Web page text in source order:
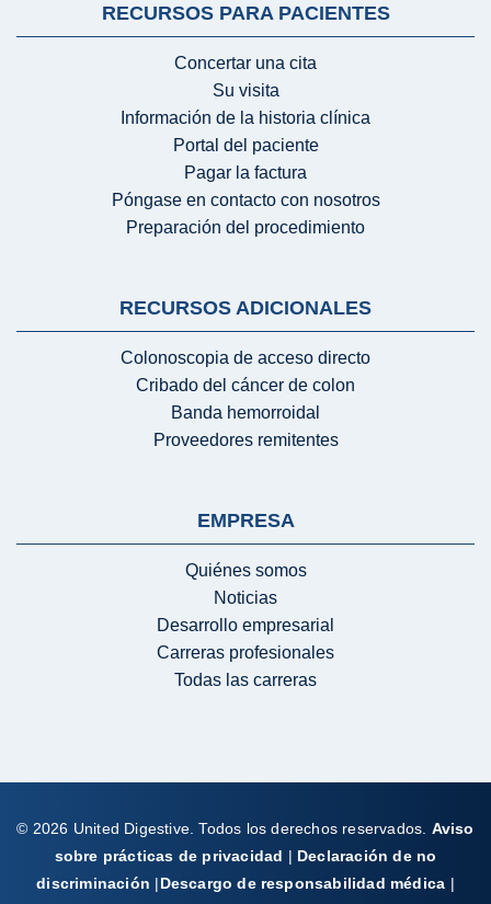
RECURSOS PARA PACIENTES
Concertar una cita
Su visita
Información de la historia clínica
Portal del paciente
Pagar la factura
Póngase en contacto con nosotros
Preparación del procedimiento
RECURSOS ADICIONALES
Colonoscopia de acceso directo
Cribado del cáncer de colon
Banda hemorroidal
Proveedores remitentes
EMPRESA
Quiénes somos
Noticias
Desarrollo empresarial
Carreras profesionales
Todas las carreras
© 2026 United Digestive. Todos los derechos reservados. Aviso
sobre prácticas de privacidad | Declaración de no
discriminación |Descargo de responsabilidad médica |